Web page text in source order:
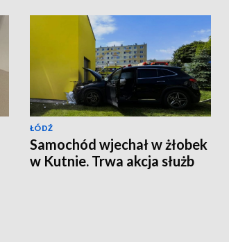
ŁÓDŹ
Samochód wjechał w żłobek
w Kutnie. Trwa akcja służb